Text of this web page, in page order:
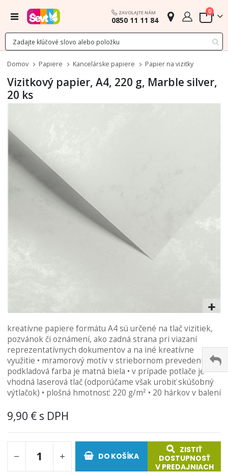
Menu ZAVOLAJTE NÁM
0850 11 11 84 Cart
0
Domov Papiere Kancelárske papiere Papier na vizitky
Vizitkový papier, A4, 220 g, Marble silver,
20 ks
koniec
galérie
obrázkov
na
začiatok
galérie
obrázkov
kreatívne papiere formátu A4 sú určené na tlač vizitiek,
pozvánok či oznámení, ako zadná strana pri viazaní
reprezentatívnych dokumentov a na iné kreatívne
využitie • mramorový motív v striebornom prevedení,
podkladová farba je matná biela • v prípade potlače je
vhodná laserová tlač (odporúčame však urobiť skúšobný
výtlačok) • plošná hmotnosť: 220 g/m² • 20 hárkov v balení
9,90 €
DO KOŠÍKA
ZISTIŤ
DOSTUPNOSŤ
V PREDAJNIACH